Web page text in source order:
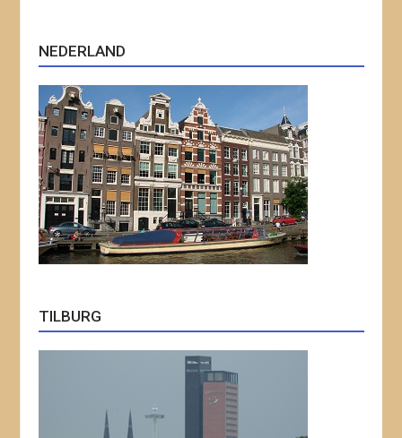
NEDERLAND
TILBURG